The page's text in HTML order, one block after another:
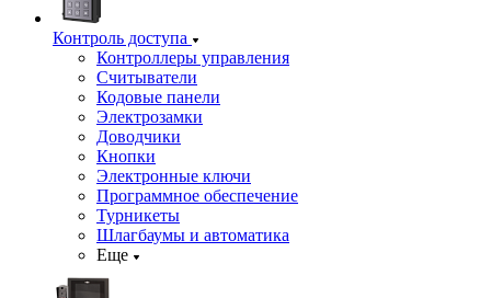
Контроль доступа
Контроллеры управления
Считыватели
Кодовые панели
Электрозамки
Доводчики
Кнопки
Электронные ключи
Программное обеспечение
Турникеты
Шлагбаумы и автоматика
Еще